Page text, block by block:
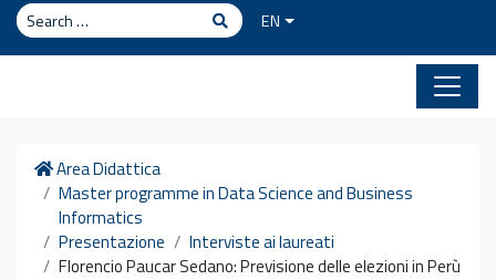
Search
Search
EN
Home
Area Didattica
Master programme in Data Science and Business
Informatics
Presentazione
Interviste ai laureati
Florencio Paucar Sedano: Previsione delle elezioni in Perù